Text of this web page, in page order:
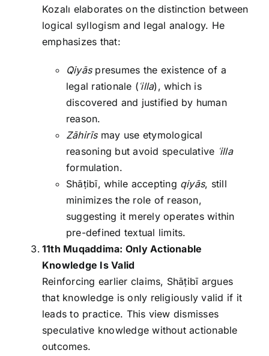
Kozalı elaborates on the distinction between
logical syllogism and legal analogy. He
emphasizes that:
Qiyāspresumes the existence of a
legal rationale ( ʿilla), which is
discovered and justified by human
reason.
Zāhirīsmay use etymological
reasoning but avoid speculative ʿilla
formulation.
Shāṭibī, while accepting qiyās, still
minimizes the role of reason,
suggesting it merely operates within
pre-defined textual limits.
11th Muqaddima: Only Actionable
Knowledge Is Valid
Reinforcing earlier claims, Shāṭibī argues
that knowledge is only religiously valid if it
leads to practice. This view dismisses
speculative knowledge without actionable
outcomes.